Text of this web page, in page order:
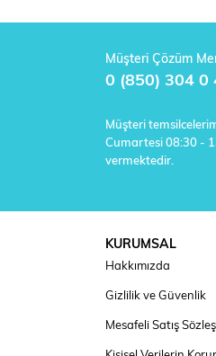
Müşteri Çözüm
0 (850) 304 0
Müşteri
Cumartesi 08:30 -
vermektedir.
KURUMSAL
Hakkımızda
Gizlilik ve Güvenlik
Mesafeli Satış